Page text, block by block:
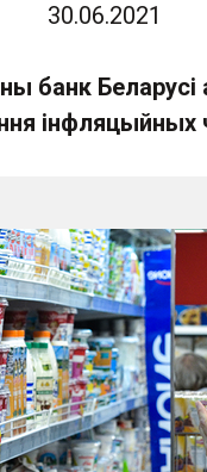
30.06.2021
банк Беларусі
інфляцыйных